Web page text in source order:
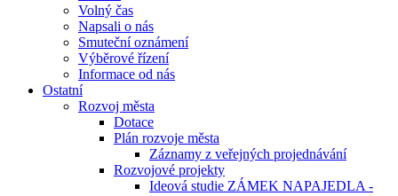
Volný čas
Napsali o nás
Smuteční oznámení
Výběrové řízení
Informace od nás
Ostatní
Rozvoj města
Dotace
Plán rozvoje města
Záznamy z veřejných projednávání
Rozvojové projekty
Ideová studie ZÁMEK NAPAJEDLA -